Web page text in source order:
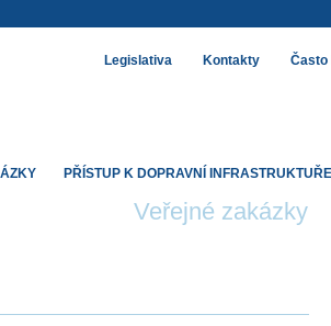
Veřejné zakázky
PŘÍSTUP K DOPRAVNÍ INFRASTRUKTUŘE
Legislativa Kontakty Často